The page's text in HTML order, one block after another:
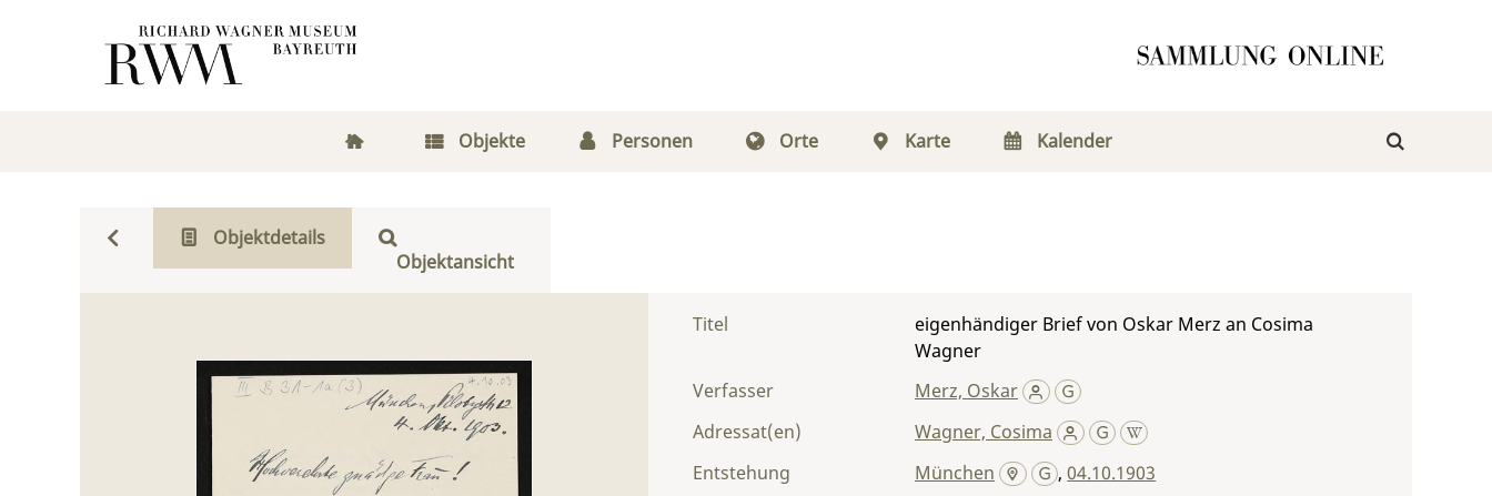
Objekte Personen Orte Karte Kalender
Objektdetails
Objektansicht
Titel
eigenhändiger Brief von Oskar Merz an Cosima
Wagner
Verfasser
Merz, Oskar
Adressat(en)
Wagner, Cosima
Entstehung
München ,04.10.1903